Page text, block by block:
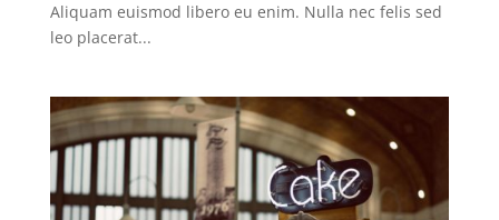
Aliquam euismod libero eu enim. Nulla nec felis sed
leo placerat...